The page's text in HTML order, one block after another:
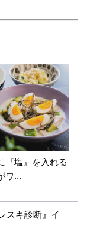
『塩』を入れる
ワ...
スキ診断』イ